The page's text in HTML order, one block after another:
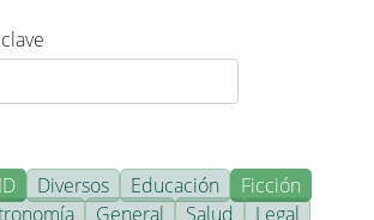
Diversos Educación
Ficción
General Salud
Legal